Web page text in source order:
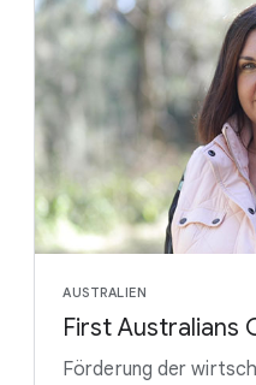
AUSTRALIEN
First Australians
Förderung der